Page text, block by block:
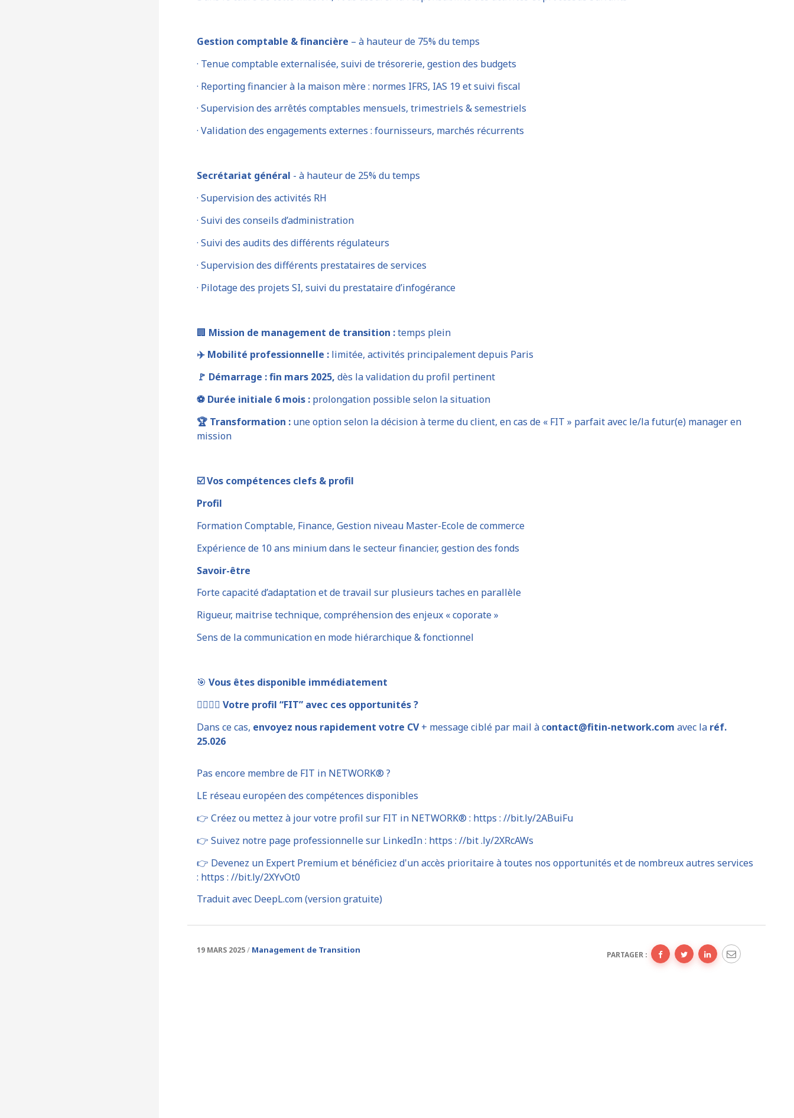
Gestion comptable & financière – à hauteur de 75% du temps
· Tenue comptable externalisée, suivi de trésorerie, gestion des budgets
· Reporting financier à la maison mère : normes IFRS, IAS 19 et suivi fiscal
· Supervision des arrêtés comptables mensuels, trimestriels & semestriels
· Validation des engagements externes : fournisseurs, marchés récurrents
Secrétariat général - à hauteur de 25% du temps
· Supervision des activités RH
· Suivi des conseils d’administration
· Suivi des audits des différents régulateurs
· Supervision des différents prestataires de services
· Pilotage des projets SI, suivi du prestataire d’infogérance
🏢 Mission de management de transition :temps plein
✈️Mobilité professionnelle : limitée, activités principalement depuis Paris
🚩 Démarrage : fin mars 2025, dès la validation du profil pertinent
⚽Durée initiale 6 mois : prolongation possible selon la situation
🏆 Transformation : une option selon la décision à terme du client, en cas de « FIT » parfait avec le/la futur(e) manager en
mission
☑️Vos compétences clefs & profil
Profil
Formation Comptable, Finance, Gestion niveau Master-Ecole de commerce
Expérience de 10 ans minium dans le secteur financier, gestion des fonds
Savoir-être
Forte capacité d’adaptation et de travail sur plusieurs taches en parallèle
Rigueur, maitrise technique, compréhension des enjeux « coporate »
Sens de la communication en mode hiérarchique & fonctionnel
🎯 Vous êtes disponible immédiatement
🦸‍♀️🦸‍♂️ Votre profil “FIT” avec ces opportunités ?
Dans ce cas, envoyez nous rapidement votre CV+ message ciblé par mail à contact@fitin-network.com avec laréf.
25.026
Pas encore membre de FIT in NETWORK® ?
LE réseau européen des compétences disponibles
👉 Créez ou mettez à jour votre profil sur FIT in NETWORK® : https : //bit.ly/2ABuiFu
👉 Suivez notre page professionnelle sur LinkedIn : https : //bit .ly/2XRcAWs
👉 Devenez un Expert Premium et bénéficiez d'un accès prioritaire à toutes nos opportunités et de nombreux autres services
: https : //bit.ly/2XYvOt0
Traduit avec DeepL.com (version gratuite)
19 MARS 2025 Management de Transition PARTAGER :